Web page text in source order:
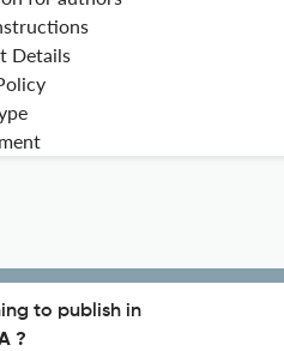
Details
to publish in
?